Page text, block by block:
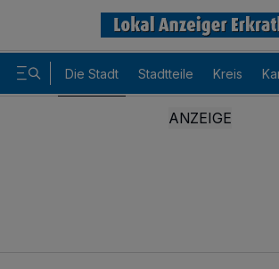
Die Stadt Stadtteile Kreis